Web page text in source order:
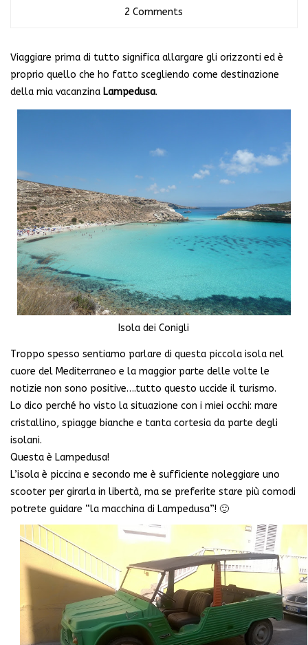
2 Comments
Viaggiare prima di tutto significa allargare gli orizzonti ed è
proprio quello che ho fatto scegliendo come destinazione
della mia vacanzina Lampedusa.
Isola dei Conigli
Troppo spesso sentiamo parlare di questa piccola isola nel
cuore del Mediterraneo e la maggior parte delle volte le
notizie non sono positive….tutto questo uccide il turismo.
Lo dico perché ho visto la situazione con i miei occhi: mare
cristallino, spiagge bianche e tanta cortesia da parte degli
isolani.
Questa è Lampedusa!
L’isola è piccina e secondo me è sufficiente noleggiare uno
scooter per girarla in libertà, ma se preferite stare più comodi
potrete guidare “la macchina di Lampedusa”! 🙂